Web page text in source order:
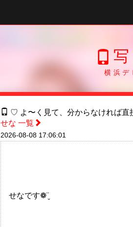
横浜デ
♡ よ〜く見て、分からなければ
せな 一覧
2026-08-08 17:06:01
せなです❁¨̮